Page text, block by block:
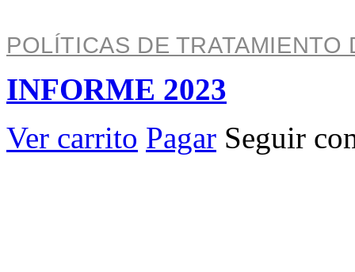
POLÍTICAS DE TRATAMIENTO
INFORME 2023
Ver carrito Pagar Seguir